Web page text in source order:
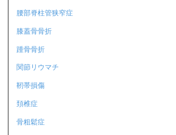
腰部脊柱管狭窄症
膝蓋骨骨折
踵骨骨折
関節リウマチ
靭帯損傷
頚椎症
骨粗鬆症